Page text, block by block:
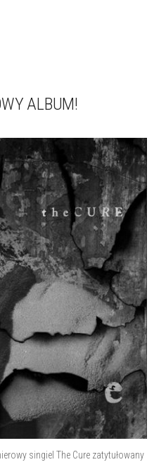
ALBUM!
singiel The Cure zatytułowany